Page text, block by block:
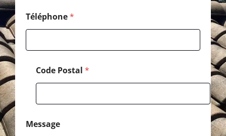
M
a
Téléphone*
Code Postal *
Message